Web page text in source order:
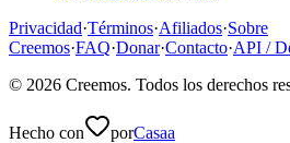
Privacidad·Términos·Afiliados·Sobre
Creemos·FAQ·Donar·Contacto·API /
© 2026 Creemos. Todos los derechos
Hecho con porCasaa